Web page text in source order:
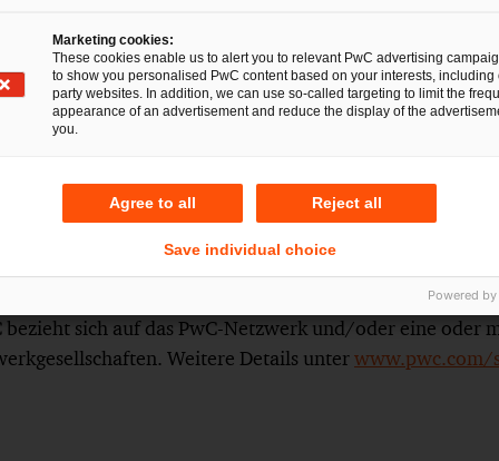
dabei, Vertrauen aufzubauen und sich neu zu
365.000 Mitarbeitende in 136 Ländern täglich
Chancen und Wettbewerbsvorteile. Mit modernsten
in den Bereichen Wirtschaftsprüfung, Steuern, Recht
zu schaffen, auszubauen und zu erhalten.
in diesem Dokument die PricewaterhouseCoopers
die eine Mitgliedsgesellschaft der
ist. Jede der Mitgliedsgesellschaften der PwCIL
bezieht sich auf das PwC-Netzwerk und/oder eine oder
Weitere Details unterwww.pwc.com/
Marketing cookies:
These cookies enable us to alert you to relevant PwC advertising
to show you personalised PwC content based on your interests, including
party websites. In addition, we can use so-called targeting to limit the
appearance of an advertisement and reduce the display of the
you.
Agree to all Reject all
Save individual choice
Powered by